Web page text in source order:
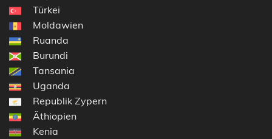
Türkei
Moldawien
Ruanda
Burundi
Tansania
Uganda
Republik Zypern
Äthiopien
Kenia